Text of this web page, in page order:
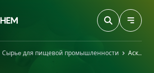
Сырьe для пищевой промышленности Аскорбат Кальция